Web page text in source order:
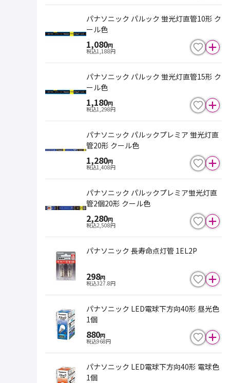
パナソニック パルック 蛍光灯直管10形 ク
ール色
1,080円
税込1,188円
パナソニック パルック 蛍光灯直管15形 ク
ール色
1,180円
税込1,298円
パナソニック パルックプレミア 蛍光灯直
管20形 クール色
1,280円
税込1,408円
パナソニック パルックプレミア蛍光灯直
管2個20形 クール色
2,280円
税込2,508円
パナソニック 長寿命点灯管 1EL2P
298円
税込327.8円
パナソニック LED電球下方向40形 昼光色
1個
880円
税込968円
パナソニック LED電球下方向40形 電球色
1個